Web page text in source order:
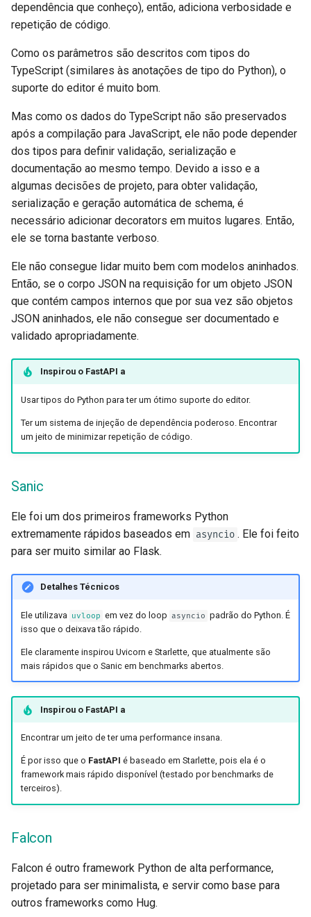
dependência que conheço), então, adiciona verbosidade e
repetição de código.
Como os parâmetros são descritos com tipos do
TypeScript (similares às anotações de tipo do Python), o
suporte do editor é muito bom.
Mas como os dados do TypeScript não são preservados
após a compilação para JavaScript, ele não pode depender
dos tipos para definir validação, serialização e
documentação ao mesmo tempo. Devido a isso e a
algumas decisões de projeto, para obter validação,
serialização e geração automática de schema, é
necessário adicionar decorators em muitos lugares. Então,
ele se torna bastante verboso.
Ele não consegue lidar muito bem com modelos aninhados.
Então, se o corpo JSON na requisição for um objeto JSON
que contém campos internos que por sua vez são objetos
JSON aninhados, ele não consegue ser documentado e
validado apropriadamente.
Inspirou o FastAPI a
Usar tipos do Python para ter um ótimo suporte do editor.
Ter um sistema de injeção de dependência poderoso. Encontrar
um jeito de minimizar repetição de código.
Sanic
Ele foi um dos primeiros frameworks Python
extremamente rápidos baseados em asyncio . Ele foi feito
para ser muito similar ao Flask.
Detalhes Técnicos
Ele utilizava uvloop em vez do loop asyncio padrão do Python. É
isso que o deixava tão rápido.
Ele claramente inspirou Uvicorn e Starlette, que atualmente são
mais rápidos que o Sanic em benchmarks abertos.
Inspirou o FastAPI a
Encontrar um jeito de ter uma performance insana.
É por isso que o FastAPI é baseado em Starlette, pois ela é o
framework mais rápido disponível (testado por benchmarks de
terceiros).
Falcon
Falcon é outro framework Python de alta performance,
projetado para ser minimalista, e servir como base para
outros frameworks como Hug.